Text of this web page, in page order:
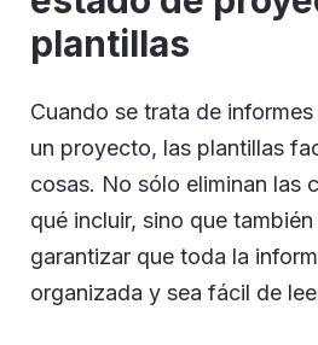
plantillas
Cuando se trata de
un proyecto, las plantillas
cosas. No sólo eliminan las
qué incluir, sino que
garantizar que toda la
organizada y sea fácil de